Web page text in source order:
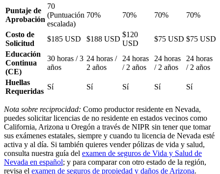
Puntaje de
Aprobación
70
(Puntuación
escalada)
70% 70% 70% 70%
Costo de
Solicitud
$185 USD $188 USD
$120
USD
$75 USD $75 USD
Educación
Continua
(CE)
30 horas / 3
años
24 horas /
2 años
24 horas
/ 2 años
24 horas
/ 2 años
24 horas
/ 2 años
Huellas
Requeridas
Sí Sí Sí Sí Sí
Nota sobre reciprocidad: Como productor residente en Nevada,
puedes solicitar licencias de no residente en estados vecinos como
California, Arizona u Oregón a través de NIPR sin tener que tomar
sus exámenes estatales, siempre y cuando tu licencia de Nevada esté
activa y al día. Si también quieres vender pólizas de vida y salud,
consulta nuestra guía del examen de seguros de Vida y Salud de
Nevada en español; y para comparar con otro estado de la región,
revisa el examen de seguros de propiedad y daños de Arizona.